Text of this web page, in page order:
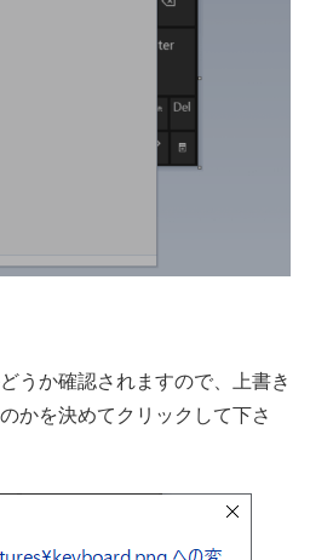
うか確認されますので、上書き
かを決めてクリックして下さ